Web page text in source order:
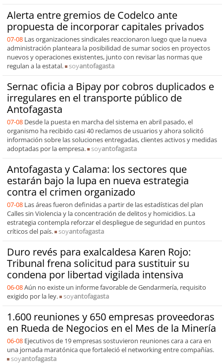
Alerta entre gremios de Codelco ante
propuesta de incorporar capitales privados
07-08 Las organizaciones sindicales reaccionaron luego que la nueva
administración planteara la posibilidad de sumar socios en proyectos
nuevos y operaciones existentes, junto con revisar las normas que
regulan a la estatal.
soyantofagasta
Sernac oficia a Bipay por cobros duplicados e
irregulares en el transporte público de
Antofagasta
07-08 Desde la puesta en marcha del sistema en abril pasado, el
organismo ha recibido casi 40 reclamos de usuarios y ahora solicitó
información sobre las soluciones entregadas, clientes activos y medidas
adoptadas por la empresa.
soyantofagasta
Antofagasta y Calama: los sectores que
estarán bajo la lupa en nueva estrategia
contra el crimen organizado
07-08 Las áreas fueron definidas a partir de las estadísticas del plan
Calles sin Violencia y la concentración de delitos y homicidios. La
estrategia contempla reforzar el despliegue de seguridad en puntos
críticos del país.
soyantofagasta
Duro revés para exalcaldesa Karen Rojo:
Tribunal frena solicitud para sustituir su
condena por libertad vigilada intensiva
06-08Aún no existe un informe favorable de Gendarmería, requisito
exigido por la ley.
soyantofagasta
1.600 reuniones y 650 empresas proveedoras
en Rueda de Negocios en el Mes de la Minería
06-08 Ejecutivos de 19 empresas sostuvieron reuniones cara a cara en
una jornada maratónica que fortaleció el networking entre compañías.
soyantofagasta